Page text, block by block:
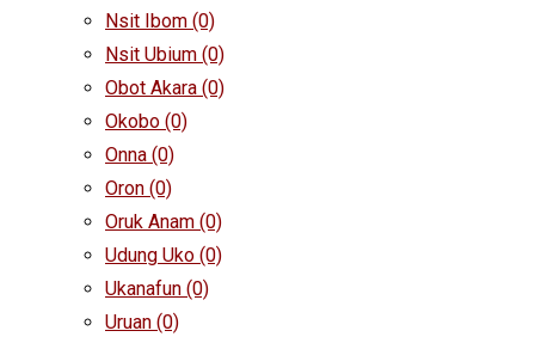
Nsit Ibom (0)
Nsit Ubium (0)
Obot Akara (0)
Okobo (0)
Onna (0)
Oron (0)
Oruk Anam (0)
Udung Uko (0)
Ukanafun (0)
Uruan (0)